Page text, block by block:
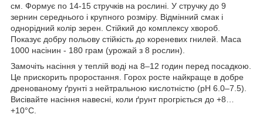
см. Формує по 14-15 стручків на рослині. У стручку до 9
зернин середнього і крупного розміру. Відмінний смак і
однорідний колір зерен. Стійкий до комплексу хвороб.
Показує добру польову стійкість до кореневих гнилей. Маса
1000 насінин - 180 грам (урожай з 8 рослин).
Замочіть насіння у теплій воді на 8–12 годин перед посадкою.
Це прискорить проростання. Горох росте найкраще в добре
дренованому ґрунті з нейтральною кислотністю (pH 6.0–7.5).
Висівайте насіння навесні, коли ґрунт прогріється до +8…
+10°C.